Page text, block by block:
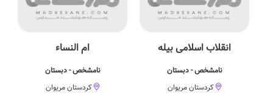
انقلاب اسلامی بیله
نامشخص - دبستان
کردستان مریوان
ام النساء
نامشخص - دبستان
کردستان مریوان